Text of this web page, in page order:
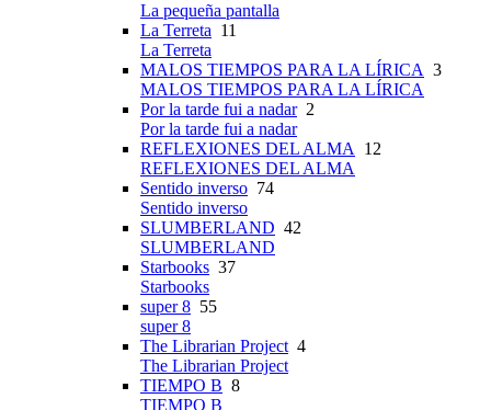
La pequeña pantalla
La Terreta 11
La Terreta
MALOS TIEMPOS PARA LA LÍRICA 3
MALOS TIEMPOS PARA LA LÍRICA
Por la tarde fui a nadar2
Por la tarde fui a nadar
REFLEXIONES DEL ALMA 12
REFLEXIONES DEL ALMA
Sentido inverso 74
Sentido inverso
SLUMBERLAND 42
SLUMBERLAND
Starbooks 37
Starbooks
super 8 55
super 8
The Librarian Project4
The Librarian Project
TIEMPO B 8
TIEMPO B